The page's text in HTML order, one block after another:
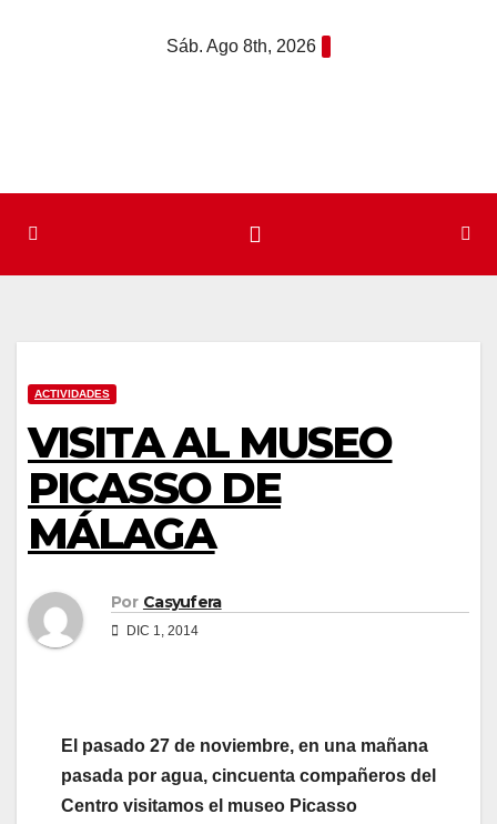
Sáb. Ago 8th, 2026
ACTIVIDADES
VISITA AL MUSEO
PICASSO DE
MÁLAGA
Por Casyufera
DIC 1, 2014
El pasado 27 de noviembre, en una mañana
pasada por agua, cincuenta compañeros del
Centro visitamos el museo Picasso